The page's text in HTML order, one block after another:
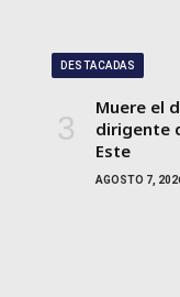
DESTACADAS
Muere el
dirigente
Este
AGOSTO 7,